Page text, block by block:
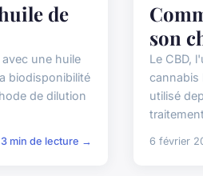
de
une huile
biodisponibilité
de dilution
3 min de lecture →
son
Le CBD,
cannabis
utilisé
6 février